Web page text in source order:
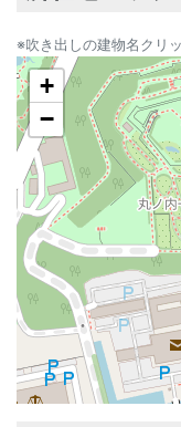
※吹き出しの建物名クリ
+
−